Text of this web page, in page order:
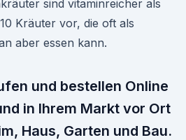
sind vitaminreicher als
Kräuter vor, die oft als
aber essen kann.
und bestellen Online
in Ihrem Markt vor Ort
Haus, Garten und Bau.